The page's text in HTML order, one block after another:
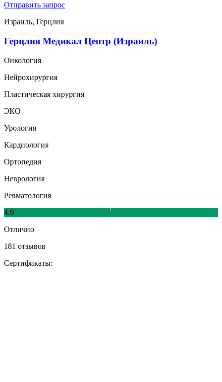
Отправить запрос
Израиль, Герцлия
Герцлия Медикал Центр (Израиль)
Онкология
Нейрохирургия
Пластическая хирургия
ЭКО
Урология
Кардиология
Ортопедия
Неврология
Ревматология
4.9
Отлично
181 отзывов
Сертификаты: